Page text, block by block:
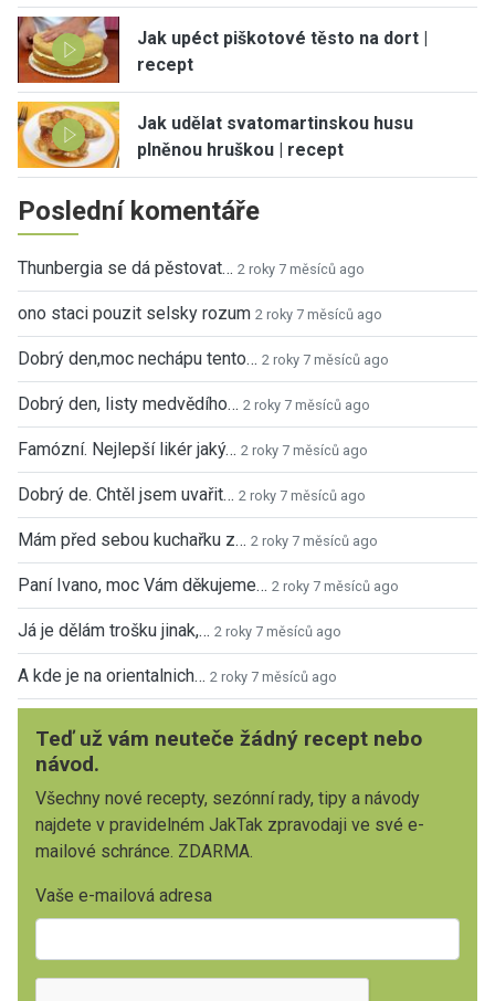
Jak upéct piškotové těsto na dort |
recept
Jak udělat svatomartinskou husu
plněnou hruškou | recept
Poslední komentáře
Thunbergia se dá pěstovat… 2 roky 7 měsíců ago
ono staci pouzit selsky rozum 2 roky 7 měsíců ago
Dobrý den,moc nechápu tento… 2 roky 7 měsíců ago
Dobrý den, listy medvědího… 2 roky 7 měsíců ago
Famózní. Nejlepší likér jaký… 2 roky 7 měsíců ago
Dobrý de. Chtěl jsem uvařit… 2 roky 7 měsíců ago
Mám před sebou kuchařku z… 2 roky 7 měsíců ago
Paní Ivano, moc Vám děkujeme… 2 roky 7 měsíců ago
Já je dělám trošku jinak,… 2 roky 7 měsíců ago
A kde je na orientalnich… 2 roky 7 měsíců ago
Teď už vám neuteče žádný recept nebo
návod.
Všechny nové recepty, sezónní rady, tipy a návody
najdete v pravidelném JakTak zpravodaji ve své e-
mailové schránce. ZDARMA.
Vaše e-mailová adresa